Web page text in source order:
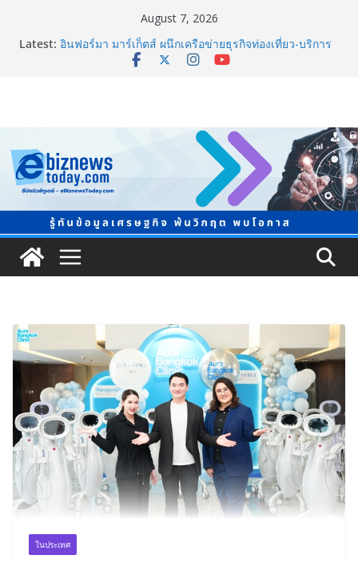
August 7, 2026
Latest: Thailand LAB INTERNATIONAL 2026 ผนึก
Bio+HealthTech INTERNATIONAL และ FutureCHEM
TCMA จับมือแคนาดา ดันเทคโนโลยีดักจับคาร์บอนเครื่อง
แรกในไทย ปูทางอุตสาหกรรมปูนซีเมนต์สู่ Net Zero 2050
8.8 “ซูเลียน” รวมพลังนักธุรกิจทั่วประเทศ จัดประชุมใหญ่
แห่งปี พบ CEO “ดร.ปิยะวัฒน์” ถ่ายทอดวิสัยทัศน์ธุรกิจ
พร้อมฟรีคอนเสิร์ต “โชค รถแห่” ยกวง
สตาร์ทวันนี้ Franchise Expo Thailand & TESE 2026 พบ
ทัพธุรกิจ&แฟรนไชส์ ซัพพลายเออร์สินค้า ลดใหญ่กว่า
250 บูธ คาดเงินสะพัด 220 ลบ.
ในประเทศ